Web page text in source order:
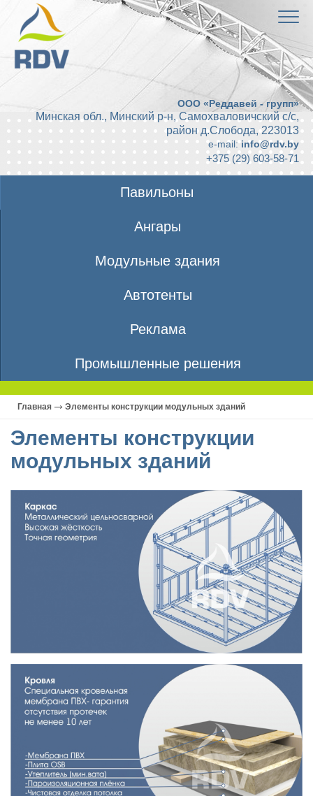
ООО «Реддавей - групп»
Минская обл., Минский р-н, Самохваловичский с/с,
район д.Слобода, 223013
e-mail: info@rdv.by
+375 (29) 603-58-71
Павильоны
Ангары
Модульные здания
Автотенты
Реклама
Промышленные решения
Главная Элементы конструкции модульных зданий
Элементы конструкции
модульных зданий